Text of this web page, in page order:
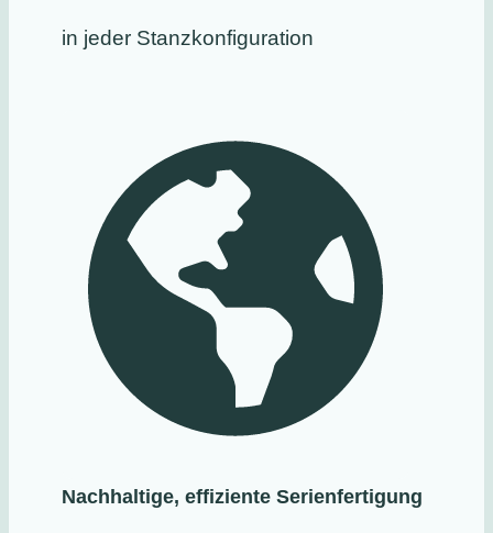
in jeder Stanzkonfiguration
Nachhaltige, effiziente Serienfertigung